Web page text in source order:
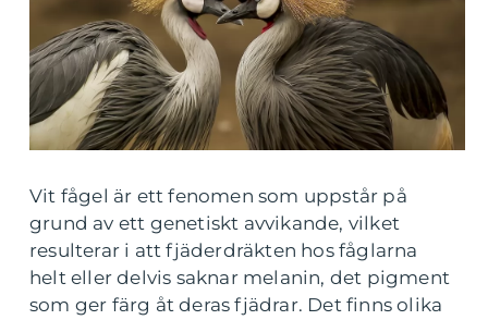
Vit fågel är ett fenomen som uppstår på
grund av ett genetiskt avvikande, vilket
resulterar i att fjäderdräkten hos fåglarna
helt eller delvis saknar melanin, det pigment
som ger färg åt deras fjädrar. Det finns olika